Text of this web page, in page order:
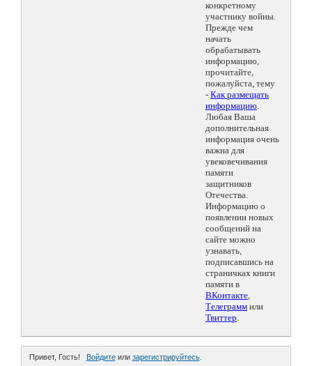
конкретному
участнику войны.
Прежде чем
начать
обрабатывать
информацию,
прочитайте,
пожалуйста, тему
- Как размещать
информацию.
Любая Ваша
дополнительная
информация очень
важна для
увековечивания
памяти
защитников
Отечества.
Информацию о
появлении новых
сообщений на
сайте можно
узнавать,
подписавшись на
страничках книги
памяти в
ВКонтакте,
Телеграмм или
Твиттер.
Привет, Гость! Войдитеили зарегистрируйтесь.